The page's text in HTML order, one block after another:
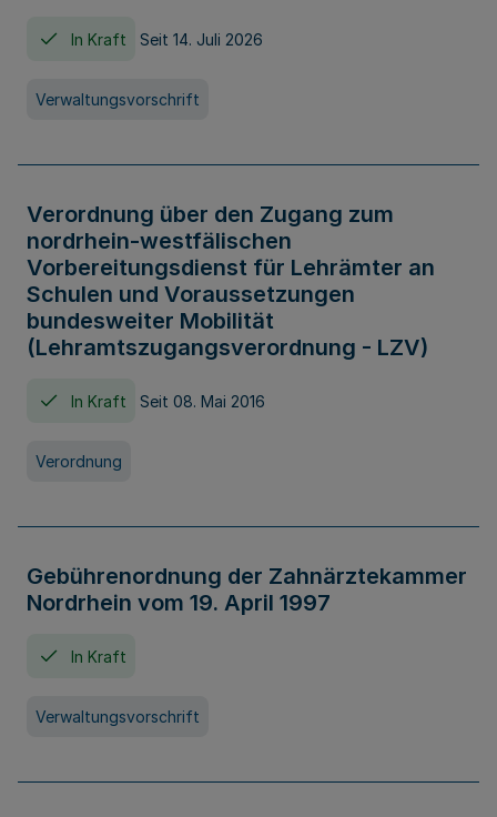
In Kraft Seit 14. Juli 2026
Verwaltungsvorschrift
Verordnung über den Zugang zum
nordrhein-westfälischen
Vorbereitungsdienst für Lehrämter an
Schulen und Voraussetzungen
bundesweiter Mobilität
(Lehramtszugangsverordnung - LZV)
In Kraft Seit 08. Mai 2016
Verordnung
Gebührenordnung der Zahnärztekammer
Nordrhein vom 19. April 1997
In Kraft
Verwaltungsvorschrift